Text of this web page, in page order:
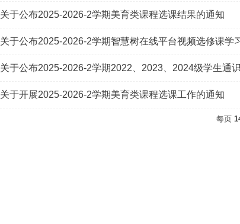
关于公布2025-2026-2学期美育类课程选课结果的通知
关于公布2025-2026-2学期智慧树在线平台视频选修课学
关于公布2025-2026-2学期2022、2023、2024级学生通
关于开展2025-2026-2学期美育类课程选课工作的通知
每页